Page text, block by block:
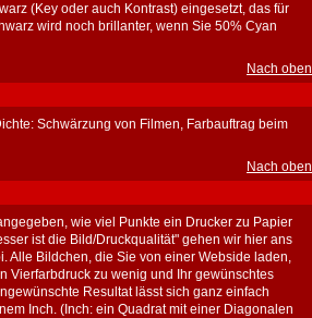
(Key oder auch Kontrast) eingesetzt, das für
wird noch brillanter, wenn Sie 50% Cyan
Nach oben
Schwärzung von Filmen, Farbauftrag beim
Nach oben
wie viel Punkte ein Drucker zu Papier
ist die Bild/Druckqualität" gehen wir hier ans
Alle Bildchen, die Sie von einer Webside laden,
Vierfarbdruck zu wenig und Ihr gewünschtes
Resultat lässt sich ganz einfach
Inch. (Inch: ein Quadrat mit einer Diagonalen